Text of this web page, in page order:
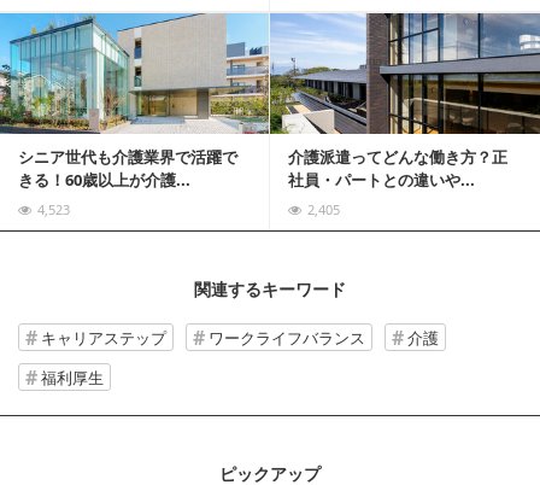
シニア世代も介護業界で活躍で
きる！60歳以上が介護...
4,523
介護派遣ってどんな働き方？正
社員・パートとの違いや...
2,405
記事を読む
関連するキーワード
キャリアステップ ワークライフバランス
介護
福利厚生
ピックアップ